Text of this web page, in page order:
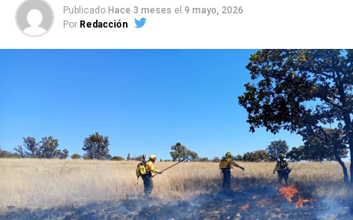
Publicado Hace 3 meses el 9 mayo, 2026
Por Redacción